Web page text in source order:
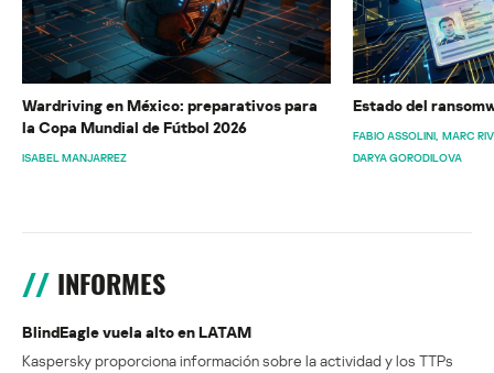
Wardriving en México: preparativos para
la Copa Mundial de Fútbol 2026
ISABEL MANJARREZ
Estado del
FABIO ASSOLINI MARC
DARYA GORODILOVA
INFORMES
BlindEagle vuela alto en LATAM
Kaspersky proporciona información sobre la actividad y los TTPs